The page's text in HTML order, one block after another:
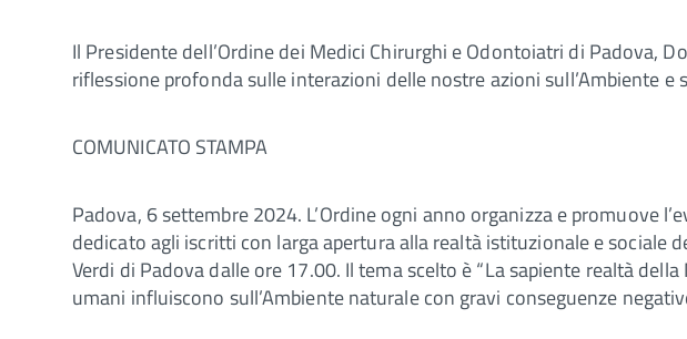
Il Presidente dell’Ordine dei Medici Chirurghi e Odontoiatri di Padova,
riflessione profonda sulle interazioni delle nostre azioni sull’Ambiente
COMUNICATO STAMPA
Padova, 6 settembre 2024. L’Ordine ogni anno organizza e promuove
dedicato agli iscritti con larga apertura alla realtà istituzionale e sociale
Verdi di Padova dalle ore 17.00. Il tema scelto è “La sapiente realtà
umani influiscono sull’Ambiente naturale con gravi conseguenze